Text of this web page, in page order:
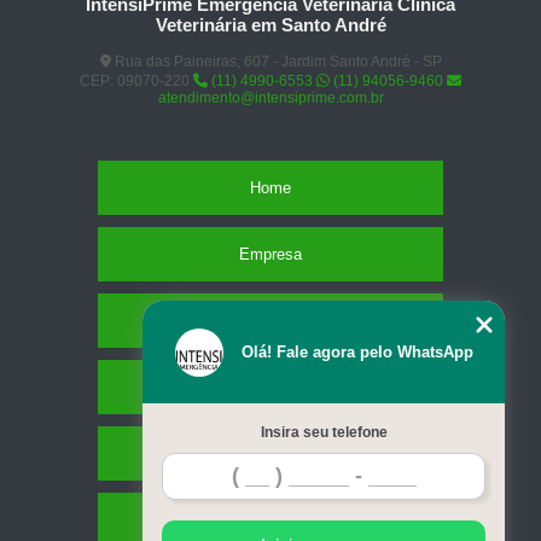
IntensiPrime Emergência Veterinária Clínica
Veterinária em Santo André
Rua das Paineiras, 607 - Jardim Santo André - SP
CEP: 09070-220
(11) 4990-6553
(11) 94056-9460
atendimento@intensiprime.com.br
Home
Empresa
Contato
Mapa do site
Olá! Fale agora pelo WhatsApp
Insira seu telefone